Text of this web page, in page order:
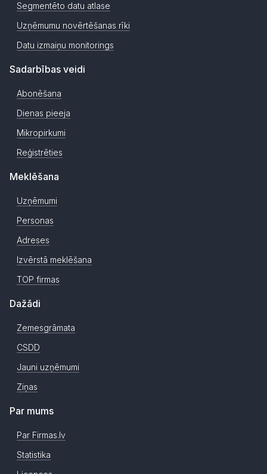
Segmentēto datu atlase
Uzņēmumu novērtēšanas rīki
Datu izmaiņu monitorings
Sadarbības veidi
Abonēšana
Dienas pieeja
Mikropirkumi
Reģistrēties
Meklēšana
Uzņēmumi
Personas
Adreses
Izvērstā meklēšana
TOP firmas
Dažādi
Zemesgrāmata
CSDD
Jauni uzņēmumi
Ziņas
Par mums
Par Firmas.lv
Statistika